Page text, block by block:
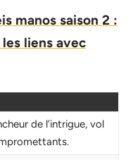
manos saison 2 :
liens avec
de l’intrigue, vol